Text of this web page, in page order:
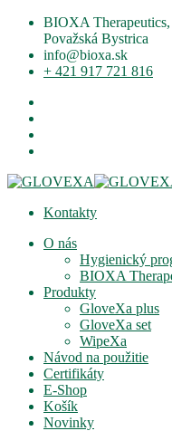
BIOXA Therapeutics,
Považská Bystrica
info@bioxa.sk
+ 421 917 721 816
Kontakty
O nás
Hygienický
BIOXA
Produkty
GloveXa plus
GloveXa set
WipeXa
Návod na použitie
Certifikáty
E-Shop
Košík
Novinky